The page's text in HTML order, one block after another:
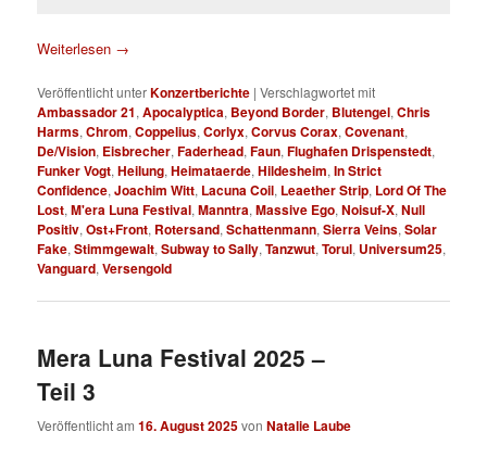
Weiterlesen →
Veröffentlicht unterKonzertberichte |Verschlagwortet mit
Ambassador 21,Apocalyptica, Beyond Border, Blutengel,Chris
Harms,Chrom,Coppelius,Corlyx,Corvus Corax,Covenant,
De/Vision, Eisbrecher,Faderhead,Faun,Flughafen Drispenstedt,
Funker Vogt,Heilung,Heimataerde,Hildesheim,In Strict
Confidence,Joachim Witt, Lacuna Coil, Leaether Strip, Lord Of The
Lost,M'era Luna Festival,Manntra,Massive Ego,Noisuf-X,Null
Positiv,Ost+Front, Rotersand,Schattenmann,Sierra Veins,Solar
Fake,Stimmgewalt,Subway to Sally,Tanzwut,Torul, Universum25,
Vanguard,Versengold
Mera Luna Festival 2025 –
Teil 3
Veröffentlicht am16. August 2025vonNatalie Laube